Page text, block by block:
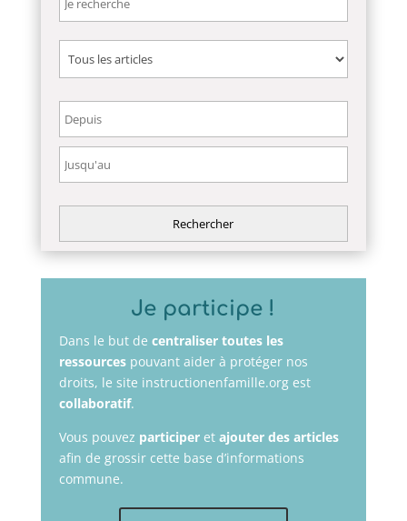
Je participe !
Dans le but de centraliser toutes les
ressourcespouvant aider à protéger nos
droits, le site instructionenfamille.org est
collaboratif.
Vous pouvez participeret ajouter des articles
afin de grossir cette base d’informations
commune.